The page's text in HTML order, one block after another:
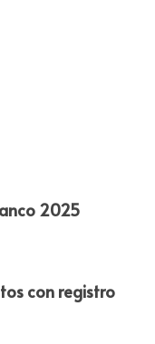
2025
con registro